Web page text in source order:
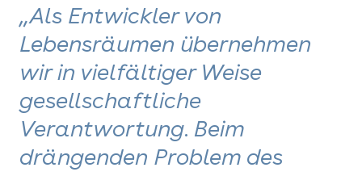
„Als Entwickler von
Lebensräumen übernehmen
wir in vielfältiger Weise
gesellschaftliche
Verantwortung. Beim
drängenden Problem des